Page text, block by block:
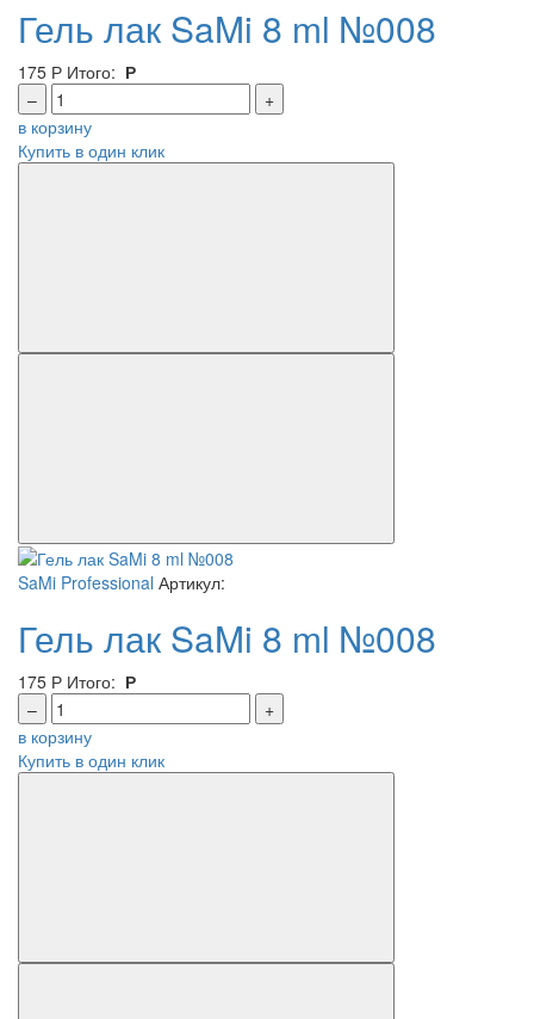
Гель лак SaMi 8 ml №008
175 Р Итого: Р
–
+
в корзину
Купить в один клик
SaMi Professional Артикул:
Гель лак SaMi 8 ml №008
175 Р Итого: Р
–
+
в корзину
Купить в один клик